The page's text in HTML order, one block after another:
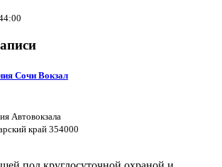
Сочи Вокзал
Автовокзала
край 354000